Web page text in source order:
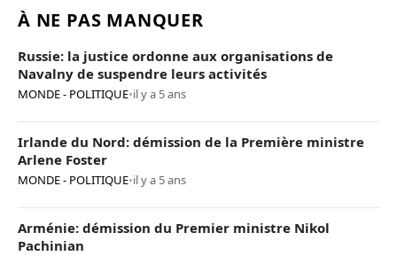
À NE PAS MANQUER
Russie: la justice ordonne aux organisations de
Navalny de suspendre leurs activités
MONDE - POLITIQUE•il y a 5 ans
Irlande du Nord: démission de la Première ministre
Arlene Foster
MONDE - POLITIQUE•il y a 5 ans
Arménie: démission du Premier ministre Nikol
Pachinian